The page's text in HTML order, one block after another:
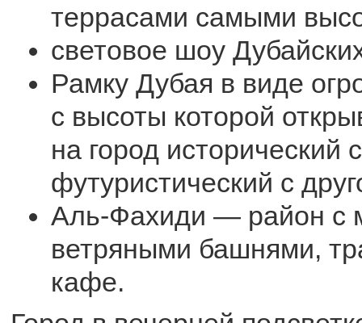
террасами самыми
световое шоу
Рамку Дубая в виде
с высоты которой
на город исторический
футуристический с
Аль-Фахиди — район с
ветряными башнями,
кафе.